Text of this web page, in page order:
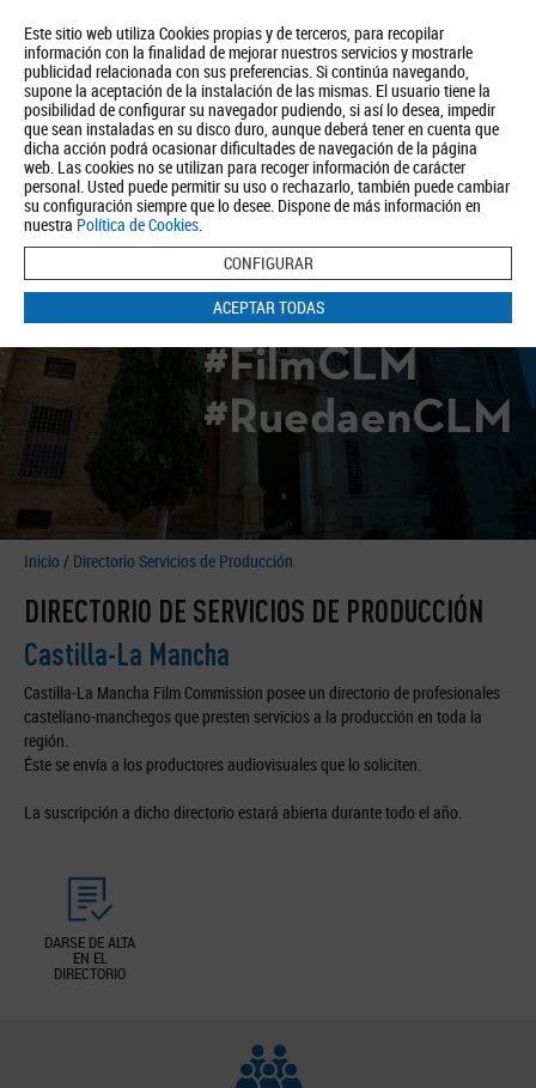
Este sitio web utiliza Cookies propias y de terceros, para recopilar
información con la finalidad de mejorar nuestros servicios y mostrarle
publicidad relacionada con sus preferencias. Si continúa navegando,
supone la aceptación de la instalación de las mismas. El usuario tiene la
posibilidad de configurar su navegador pudiendo, si así lo desea, impedir
que sean instaladas en su disco duro, aunque deberá tener en cuenta que
dicha acción podrá ocasionar dificultades de navegación de la página
web. Las cookies no se utilizan para recoger información de carácter
personal. Usted puede permitir su uso o rechazarlo, también puede cambiar
su configuración siempre que lo desee. Dispone de más información en
nuestra Política de Cookies.
CONFIGURAR
ACEPTAR TODAS
Quiénes somos Turismo Política de Privacidad Aviso Legal
Política de Cookies
BUSCAR
#FilmCLM
#RuedaenCLM
Inicio / Directorio Servicios de Producción
DIRECTORIO DE SERVICIOS DE PRODUCCIÓN
Castilla-La Mancha
Castilla-La Mancha Film Commission posee un directorio de profesionales
castellano-manchegos que presten servicios a la producción en toda la
región.
Éste se envía a los productores audiovisuales que lo soliciten.
La suscripción a dicho directorio estará abierta durante todo el año.
DARSE DE ALTA
EN EL
DIRECTORIO